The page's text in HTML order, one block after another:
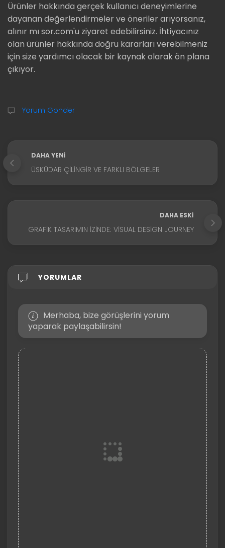
Ürünler hakkında gerçek kullanıcı deneyimlerine
dayanan değerlendirmeler ve öneriler arıyorsanız,
alınır mı sor.com'u ziyaret edebilirsiniz. İhtiyacınız
olan ürünler hakkında doğru kararları verebilmeniz
için size yardımcı olacak bir kaynak olarak ön plana
çıkıyor.
Yorum Gönder
DAHA YENI
ÜSKÜDAR ÇILINGIR VE FARKLI BÖLGELER
DAHA ESKI
GRAFIK TASARIMIN İZINDE: VISUAL DESIGN JOURNEY
YORUMLAR
Merhaba, bize görüşlerini yorum
yaparak paylaşabilirsin!